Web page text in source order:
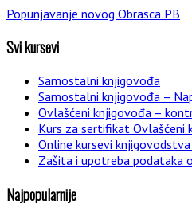
Popunjavanje novog Obrasca PB
Svi kursevi
Samostalni knjigovođa
Samostalni knjigovođa –
Ovlašćeni knjigovođa –
Kurs za sertifikat Ovlašćeni
Online kursevi
Zašita i upotreba podataka
Najpopularnije